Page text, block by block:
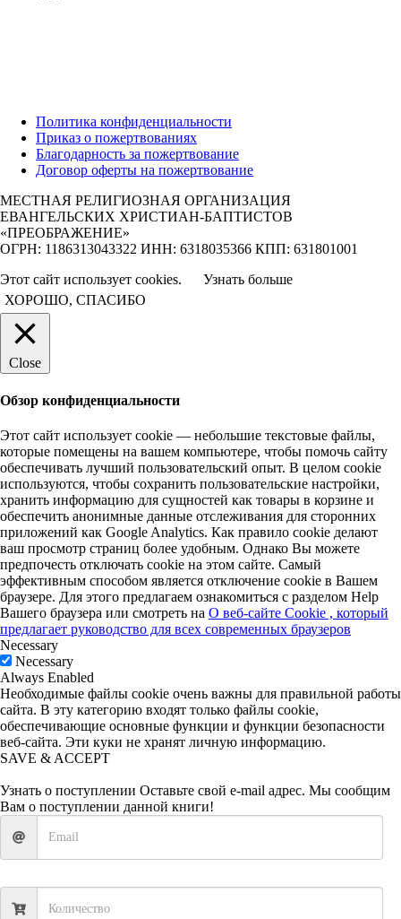
Политика конфиденциальности
Приказ о пожертвованиях
Благодарность за пожертвование
Договор оферты на пожертвование
МЕСТНАЯ РЕЛИГИОЗНАЯ ОРГАНИЗАЦИЯ
ЕВАНГЕЛЬСКИХ ХРИСТИАН-БАПТИСТОВ
«ПРЕОБРАЖЕНИЕ»
ОГРН: 1186313043322 ИНН: 6318035366 КПП: 631801001
Этот сайт использует cookies.
Узнать больше
ХОРОШО, СПАСИБО
Close
Обзор конфиденциальности
Этот сайт использует cookie — небольшие текстовые файлы,
которые помещены на вашем компьютере, чтобы помочь сайту
обеспечивать лучший пользовательский опыт. В целом cookie
используются, чтобы сохранить пользовательские настройки,
хранить информацию для сущностей как товары в корзине и
обеспечить анонимные данные отслеживания для сторонних
приложений как Google Analytics. Как правило cookie делают
ваш просмотр страниц более удобным. Однако Вы можете
предпочесть отключать cookie на этом сайте. Самый
эффективным способом является отключение cookie в Вашем
браузере. Для этого предлагаем ознакомиться с разделом Help
Вашего браузера или смотреть на О веб-сайте Cookie , который
предлагает руководство для всех современных браузеров
Necessary
Necessary
Always Enabled
Необходимые файлы cookie очень важны для правильной работы
сайта. В эту категорию входят только файлы cookie,
обеспечивающие основные функции и функции безопасности
веб-сайта. Эти куки не хранят личную информацию.
SAVE & ACCEPT
Узнать о поступлении Оставьте свой e-mail адрес. Мы сообщим
Вам о поступлении данной книги!